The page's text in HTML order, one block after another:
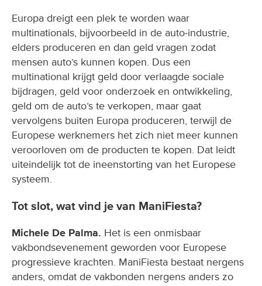
Europa dreigt een plek te worden waar
multinationals, bijvoorbeeld in de auto-industrie,
elders produceren en dan geld vragen zodat
mensen auto’s kunnen kopen. Dus een
multinational krijgt geld door verlaagde sociale
bijdragen, geld voor onderzoek en ontwikkeling,
geld om de auto’s te verkopen, maar gaat
vervolgens buiten Europa produceren, terwijl de
Europese werknemers het zich niet meer kunnen
veroorloven om de producten te kopen. Dat leidt
uiteindelijk tot de ineenstorting van het Europese
systeem.
Tot slot, wat vind je van ManiFiesta?
Michele De Palma. Het is een onmisbaar
vakbondsevenement geworden voor Europese
progressieve krachten. ManiFiesta bestaat nergens
anders, omdat de vakbonden nergens anders zo